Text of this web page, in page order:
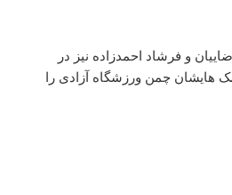
و فرشاد احمدزاده نیز در
هایشان چمن ورزشگاه آزادی را